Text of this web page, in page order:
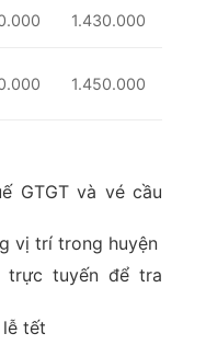
1.430.000
1.450.000
GTGT và vé cầu
vị trí trong huyện
trực tuyến để tra
tết